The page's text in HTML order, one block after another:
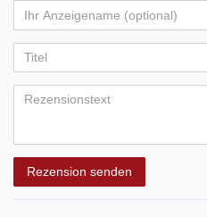
Rezension senden